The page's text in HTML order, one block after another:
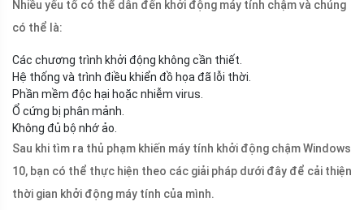
Nhiều yếu tố có thể dẫn đến khởi động máy tính chậm và chúng
có thể là:
Các chương trình khởi động không cần thiết.
Hệ thống và trình điều khiển đồ họa đã lỗi thời.
Phần mềm độc hại hoặc nhiễm virus.
Ổ cứng bị phân mảnh.
Không đủ bộ nhớ ảo.
Sau khi tìm ra thủ phạm khiến máy tính khởi động chậm Windows
10, bạn có thể thực hiện theo các giải pháp dưới đây để cải thiện
thời gian khởi động máy tính của mình.